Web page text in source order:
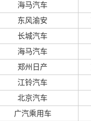
海马汽车
东风渝安
长城汽车
海马汽车
郑州日产
江铃汽车
北京汽车
广汽乘用车